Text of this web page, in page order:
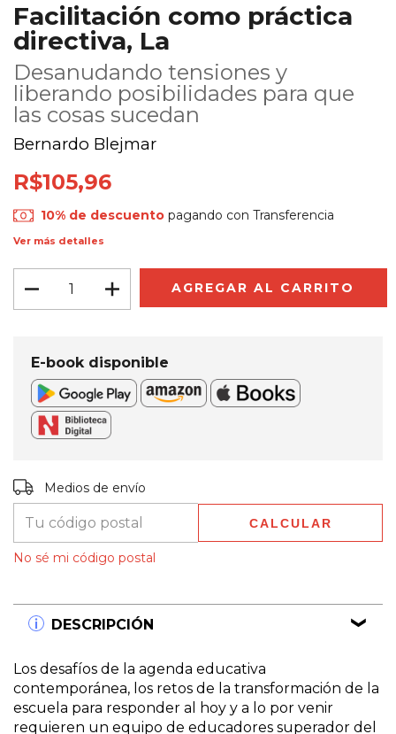
Facilitación como práctica
directiva, La
Desanudando tensiones y
liberando posibilidades para que
las cosas sucedan
Bernardo Blejmar
R$105,96
10% de descuento pagando con Transferencia
Ver más detalles
E-book disponible
Entregas para el CP:
Medios de envío
CALCULAR
No sé mi código postal
DESCRIPCIÓN
Los desafíos de la agenda educativa
contemporánea, los retos de la transformación de la
escuela para responder al hoy y a lo por venir
requieren un equipo de educadores superador del